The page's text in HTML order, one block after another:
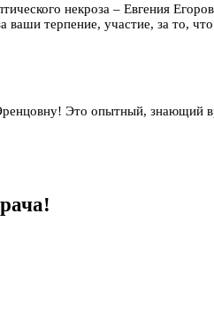
некроза – Евгения
ваши терпение, участие, за то,
Это опытный,